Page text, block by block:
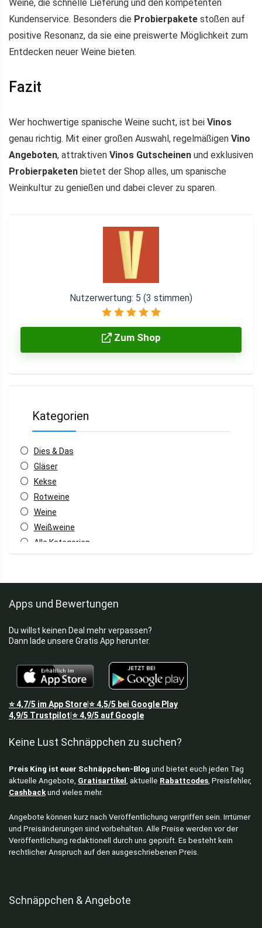
Weine, die schnelle Lieferung und den kompetenten
Kundenservice. Besonders die Probierpakete stoßen auf
positive Resonanz, da sie eine preiswerte Möglichkeit zum
Entdecken neuer Weine bieten.
Fazit
Wer hochwertige spanische Weine sucht, ist bei Vinos
genau richtig. Mit einer großen Auswahl, regelmäßigen Vino
Angeboten, attraktiven Vinos Gutscheinen und exklusiven
Probierpaketen bietet der Shop alles, um spanische
Weinkultur zu genießen und dabei clever zu sparen.
Nutzerwertung: 5 (3 stimmen)
Zum Shop
Kategorien
Dies & Das
Gläser
Kekse
Rotweine
Weine
Weißweine
Alle Kategorien
Apps und Bewertungen
Du willst keinen Deal mehr verpassen?
Dann lade unsere Gratis App herunter.
⭐4,7/5 im App Store⭐4,5/5 bei Google Play
4,9/5 Trustpilot ⭐4,9/5 auf Google
Keine Lust Schnäppchen zu suchen?
Preis King ist euer Schnäppchen-Blog und bietet euch jeden Tag
aktuelle Angebote, Gratisartikel , aktuelle Rabattcodes , Preisfehler,
Cashback und vieles mehr.
Angebote können kurz nach Veröffentlichung vergriffen sein. Irrtümer
und Preisänderungen sind vorbehalten. Alle Preise werden vor der
Veröffentlichung redaktionell durch uns geprüft. Es besteht kein
rechtlicher Anspruch auf den ausgeschriebenen Preis.
Schnäppchen & Angebote